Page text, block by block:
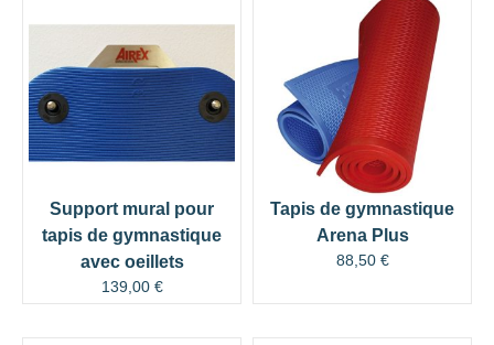
Support mural pour
tapis de gymnastique
avec oeillets
139,00 €
Tapis de gymnastique
Arena Plus
88,50 €